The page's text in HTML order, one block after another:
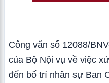
Công văn số 12088/
của Bộ Nội vụ về việc
đến bố trí nhân sự Ban